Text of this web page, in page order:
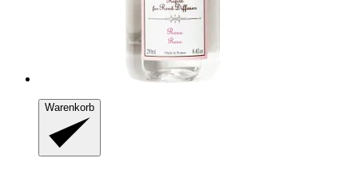
Warenkorb